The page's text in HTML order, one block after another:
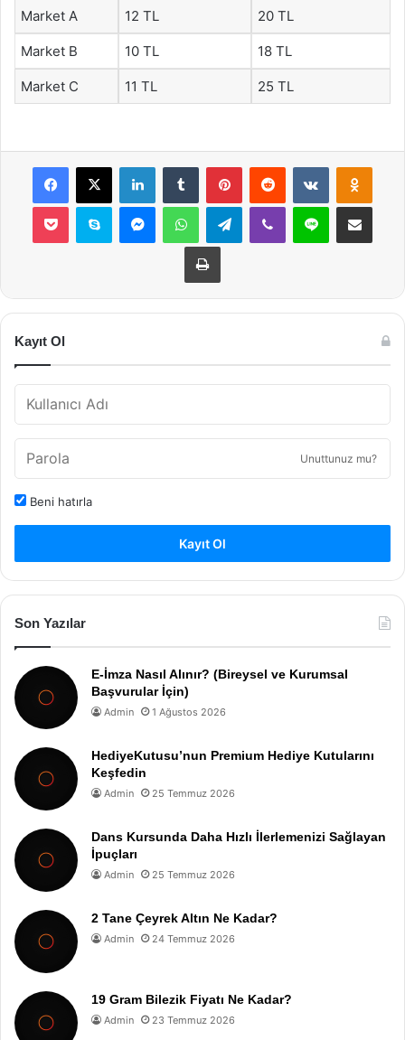
Market A 12 TL 20 TL
Market B 10 TL 18 TL
Market C 11 TL 25 TL
Facebook
X LinkedInTumblr PinterestReddit VKontakte
Pocket Skype MessengerWhatsAppTelegramViber Line E-Posta ile
Yazdır
Kayıt Ol
Unuttunuz mu?
Beni hatırla
Kayıt Ol
Son Yazılar
E-İmza Nasıl Alınır? (Bireysel ve Kurumsal
Başvurular İçin)
Admin 1 Ağustos 2026
HediyeKutusu’nun Premium Hediye Kutularını
Keşfedin
Admin 25 Temmuz 2026
Dans Kursunda Daha Hızlı İlerlemenizi Sağlayan
İpuçları
Admin 25 Temmuz 2026
2 Tane Çeyrek Altın Ne Kadar?
Admin 24 Temmuz 2026
19 Gram Bilezik Fiyatı Ne Kadar?
Admin 23 Temmuz 2026